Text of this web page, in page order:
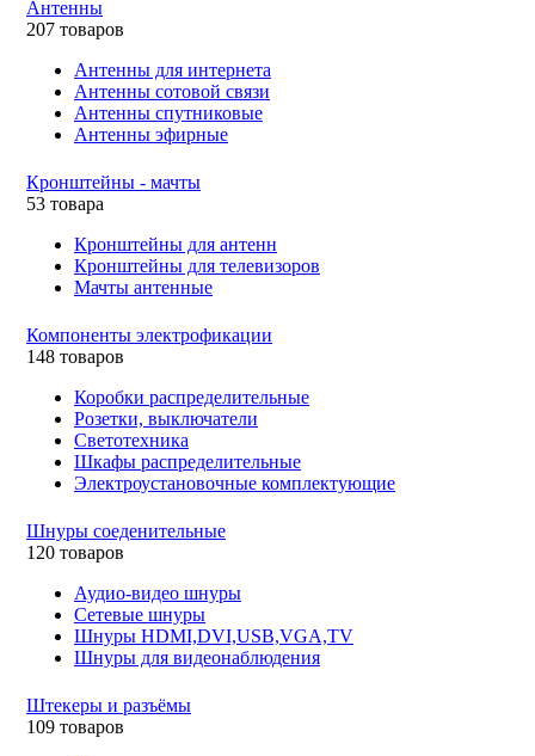
Антенны
207 товаров
Антенны для интернета
Антенны сотовой связи
Антенны спутниковые
Антенны эфирные
Кронштейны - мачты
53 товара
Кронштейны для антенн
Кронштейны для телевизоров
Мачты антенные
Компоненты электрофикации
148 товаров
Коробки распределительные
Розетки, выключатели
Светотехника
Шкафы распределительные
Электроустановочные комплектующие
Шнуры соеденительные
120 товаров
Аудио-видео шнуры
Сетевые шнуры
Шнуры HDMI,DVI,USB,VGA,TV
Шнуры для видеонаблюдения
Штекеры и разъёмы
109 товаров